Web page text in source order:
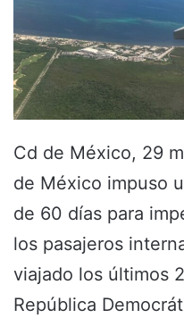
Cd de México, 29
de México impuso
de 60 días para
los pasajeros
viajado los últimos
República